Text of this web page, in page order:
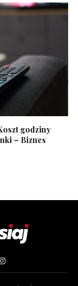
godziny
– Biznes
Instagram